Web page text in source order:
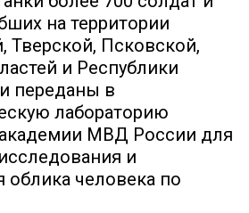
на территории
Тверской, Псковской,
и Республики
переданы в
лабораторию
MBД России для
и
облика человека по